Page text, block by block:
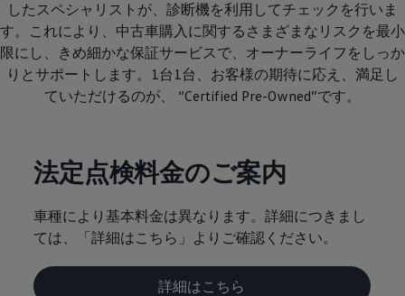
したスペシャリストが、診断機を利用してチェックを行いま
す。これにより、中古車購入に関するさまざまなリスクを最小
限にし、きめ細かな保証サービスで、オーナーライフをしっか
りとサポートします。1台1台、お客様の期待に応え、満足し
ていただけるのが、 “Certified Pre-Owned”です。
法定点検料金のご案内
車種により基本料金は異なります。詳細につきまし
ては、「詳細はこちら」よりご確認ください。
詳細はこちら